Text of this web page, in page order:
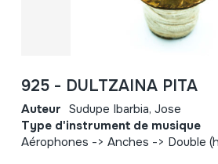
925 - DULTZAINA PITA
Auteur Sudupe Ibarbia, Jose
Type d'instrument de musique
Aérophones -> Anches -> Double